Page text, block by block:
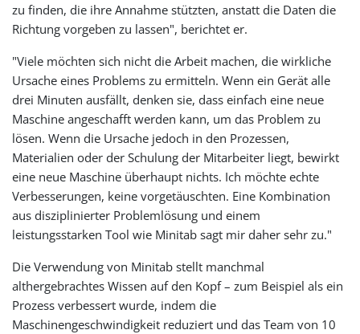
zu finden, die ihre Annahme stützten, anstatt die Daten die
Richtung vorgeben zu lassen", berichtet er.
"Viele möchten sich nicht die Arbeit machen, die wirkliche
Ursache eines Problems zu ermitteln. Wenn ein Gerät alle
drei Minuten ausfällt, denken sie, dass einfach eine neue
Maschine angeschafft werden kann, um das Problem zu
lösen. Wenn die Ursache jedoch in den Prozessen,
Materialien oder der Schulung der Mitarbeiter liegt, bewirkt
eine neue Maschine überhaupt nichts. Ich möchte echte
Verbesserungen, keine vorgetäuschten. Eine Kombination
aus disziplinierter Problemlösung und einem
leistungsstarken Tool wie Minitab sagt mir daher sehr zu."
Die Verwendung von Minitab stellt manchmal
althergebrachtes Wissen auf den Kopf – zum Beispiel als ein
Prozess verbessert wurde, indem die
Maschinengeschwindigkeit reduziert und das Team von 10